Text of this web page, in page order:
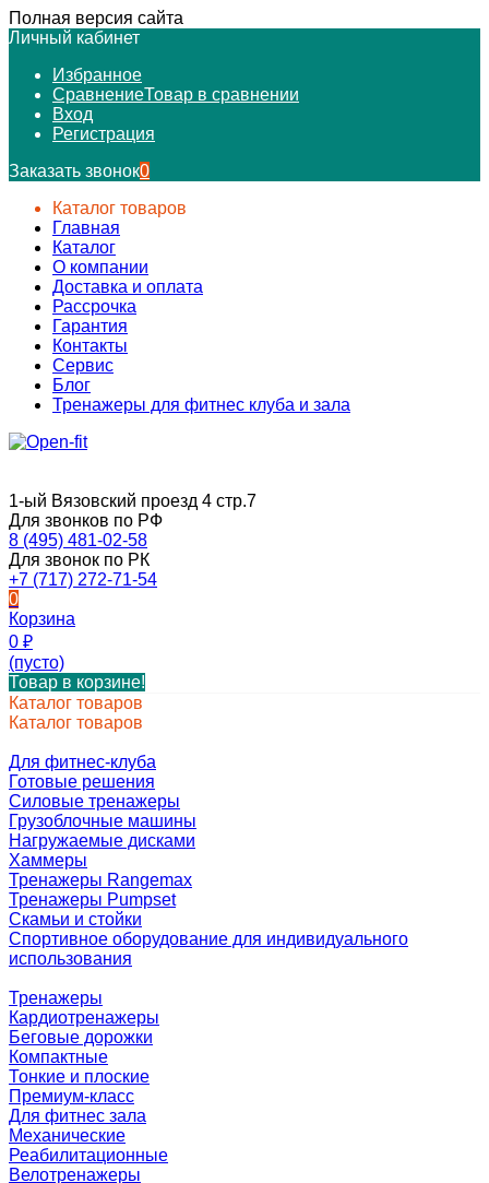
Полная версия сайта
Личный кабинет
Избранное
СравнениеТовар в сравнении
Вход
Регистрация
Заказать звонок0
Каталог товаров
Главная
Каталог
О компании
Доставка и оплата
Рассрочка
Гарантия
Контакты
Сервис
Блог
Тренажеры для фитнес клуба и зала
1-ый Вязовский проезд 4 стр.7
Для звонков по РФ
8 (495) 481-02-58
Для звонок по РК
+7 (717) 272-71-54
0
Корзина
0 ₽
(пусто)
Товар в корзине!
Каталог товаров
Каталог товаров
Для фитнес-клуба
Готовые решения
Силовые тренажеры
Грузоблочные машины
Нагружаемые дисками
Хаммеры
Тренажеры Rangemax
Тренажеры Pumpset
Скамьи и стойки
Спортивное оборудование для индивидуального
использования
Тренажеры
Кардиотренажеры
Беговые дорожки
Компактные
Тонкие и плоские
Премиум-класс
Для фитнес зала
Механические
Реабилитационные
Велотренажеры